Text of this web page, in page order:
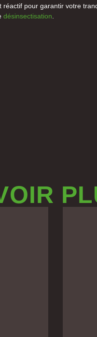
pour garantir votre
désinsectisation